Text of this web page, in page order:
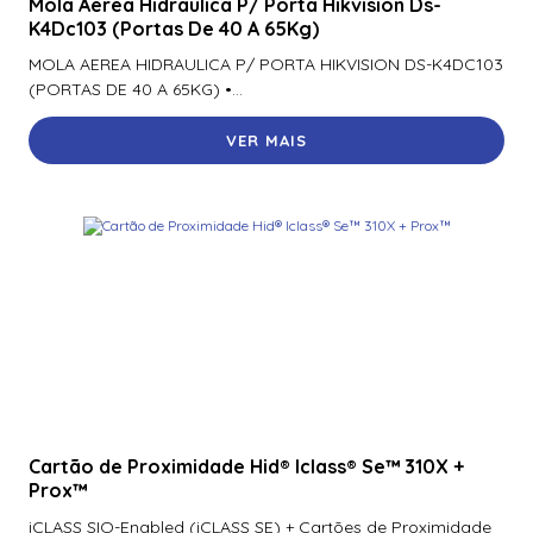
Leitor de Proximidade Acura Aph-01
Leitor de Proximidade Acura Sx-10
Leitor de Proximidade Acura Twn4 USB
Leitor de Proximidade HID iCLASS SE R10
Leitor de Proximidade HID multiCLASS SE RP10
900PTNNEK00000
Leitor de Proximidade Hid® Iclass® Se™ R15
K4Dc103 (Portas De 40 A 65Kg)
MOLA AEREA HIDRAULICA P/ PORTA HIKVISION DS-K4DC103
(PORTAS DE 40 A 65KG) •...
VER MAIS
Cartão de Proximidade Hid® Iclass® Se™ 310X +
Prox™
iCLASS SIO-Enabled (iCLASS SE) + Cartões de Proximidade